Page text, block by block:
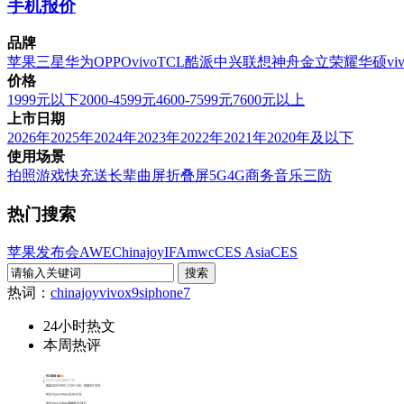
手机报价
品牌
苹果三星华为OPPOvivoTCL酷派中兴联想神舟金立荣耀华硕
价格
1999元以下2000-4599元4600-7599元7600元以上
上市日期
2026年2025年2024年2023年2022年2021年2020年及以下
使用场景
拍照游戏快充送长辈曲屏折叠屏5G4G商务音乐三防
热门搜索
苹果发布会AWEChinajoyIFAmwcCES AsiaCES
热词： chinajoyvivox9siphone7
24小时热文
本周热评